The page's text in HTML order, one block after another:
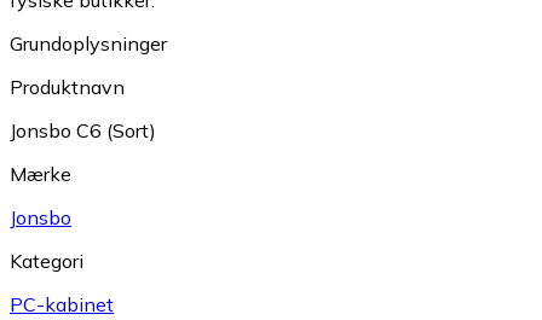
Grundoplysninger
Produktnavn
Jonsbo C6 (Sort)
Mærke
Jonsbo
Kategori
PC-kabinet